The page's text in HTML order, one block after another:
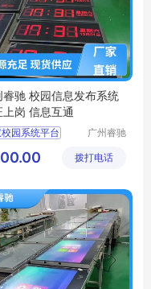
睿驰 校园信息发布系统
上岗 信息互通
园系统平台
智慧校园电子班牌门牌一体机
控一体机
广州睿驰
公司
拨打电话